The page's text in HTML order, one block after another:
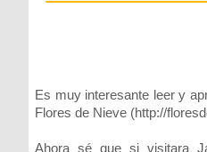
Es muy interesante leer y
Flores de Nieve (http://
Ahora sé que si visitara